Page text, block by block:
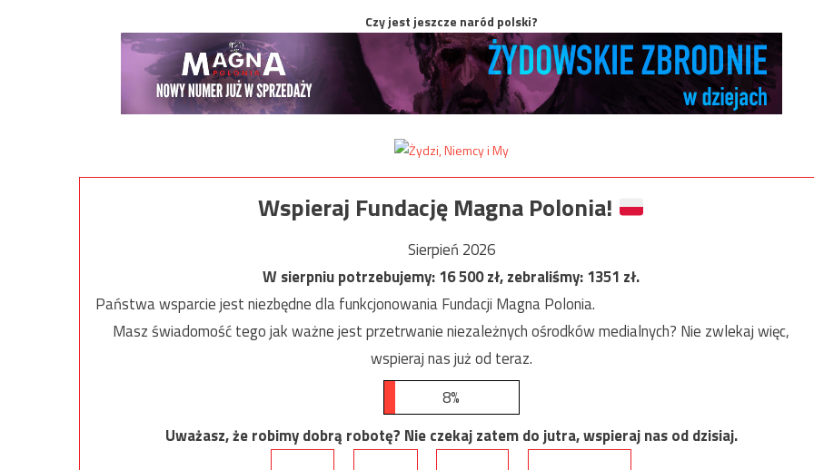
Czy jest jeszcze naród polski?
Wspieraj Fundację Magna Polonia!
Sierpień 2026
W sierpniu potrzebujemy:16 500zł, zebraliśmy:1351 zł.
Państwa wsparcie jest niezbędne dla funkcjonowania Fundacji Magna Polonia.
Masz świadomość tego jak ważne jest przetrwanie niezależnych ośrodków medialnych? Nie zwlekaj więc,
wspieraj nas już od teraz.
8%
Uważasz, że robimy dobrą robotę? Nie czekaj zatem do jutra, wspieraj nas od dzisiaj.